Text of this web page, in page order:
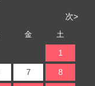
次>
金 土
1
7 8